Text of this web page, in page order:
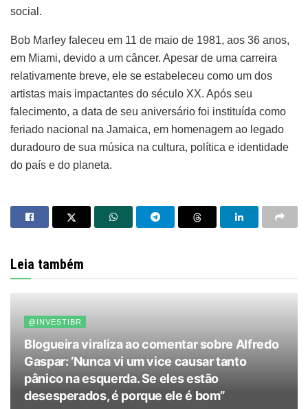
social.
Bob Marley faleceu em 11 de maio de 1981, aos 36 anos,
em Miami, devido a um câncer. Apesar de uma carreira
relativamente breve, ele se estabeleceu como um dos
artistas mais impactantes do século XX. Após seu
falecimento, a data de seu aniversário foi instituída como
feriado nacional na Jamaica, em homenagem ao legado
duradouro de sua música na cultura, política e identidade
do país e do planeta.
Leia também
@INVESTIBR
Blogueira viraliza ao comentar sobre Alfredo
Gaspar: ‘Nunca vi um vice causar tanto
pânico na esquerda. Se eles estão
desesperados, é porque ele é bom”